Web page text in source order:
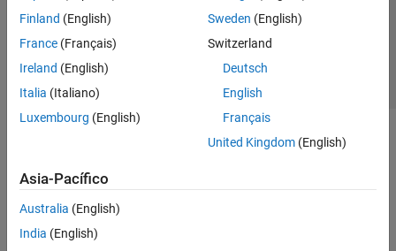
Finland (English)
France (Français)
Ireland (English)
Italia (Italiano)
Luxembourg (English)
Sweden (English)
Switzerland
Deutsch
English
Français
United Kingdom(English)
Asia-Pacífico
Australia (English)
India (English)